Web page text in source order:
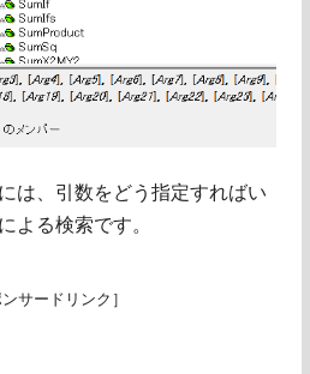
は、引数をどう指定すればい
よる検索です。
ンサードリンク］